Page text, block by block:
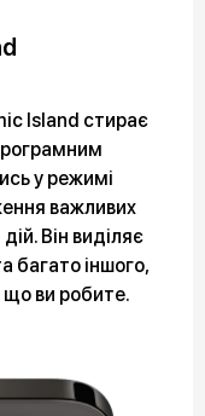
Island стирає
у режимі
важливих
Він виділяє
багато іншого,
що ви робите.